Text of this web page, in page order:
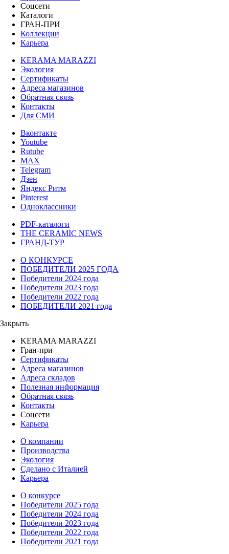
Соцсети
Каталоги
ГРАН-ПРИ
Коллекции
Карьера
KERAMA MARAZZI
Экология
Сертификаты
Адреса магазинов
Обратная связь
Контакты
Для СМИ
Вконтакте
Youtube
Rutube
MAX
Telegram
Дзен
Яндекс Ритм
Pinterest
Одноклассники
PDF-каталоги
THE CERAMIC NEWS
ГРАНД-ТУР
О КОНКУРСЕ
ПОБЕДИТЕЛИ 2025 ГОДА
Победители 2024 года
Победители 2023 года
Победители 2022 года
ПОБЕДИТЕЛИ 2021 года
Закрыть
KERAMA MARAZZI
Гран-при
Сертификаты
Адреса магазинов
Адреса складов
Полезная информация
Обратная связь
Контакты
Соцсети
Карьера
О компании
Производства
Экология
Сделано с Италией
Карьера
О конкурсе
Победители 2025 года
Победители 2024 года
Победители 2023 года
Победители 2022 года
Победители 2021 года